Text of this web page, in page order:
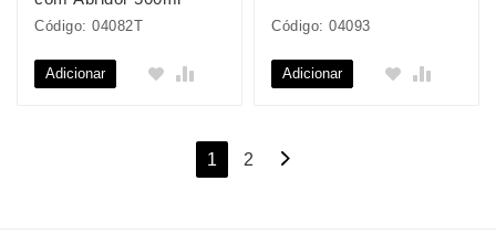
Código: 04082T
Adicionar
Código: 04093
Adicionar
Navegação
1 2